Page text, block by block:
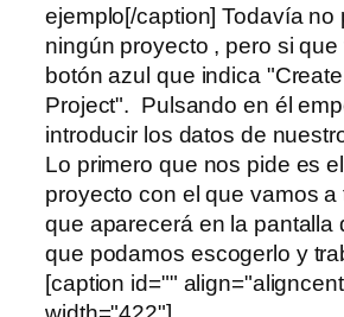
ejemplo[/caption] Todavía no
ningún proyecto , pero si que
botón azul que indica
Project". Pulsando en él
introducir los datos de
Lo primero que nos pide es
proyecto con el que vamos a
que aparecerá en la pantalla
que podamos escogerlo y
[caption id=""